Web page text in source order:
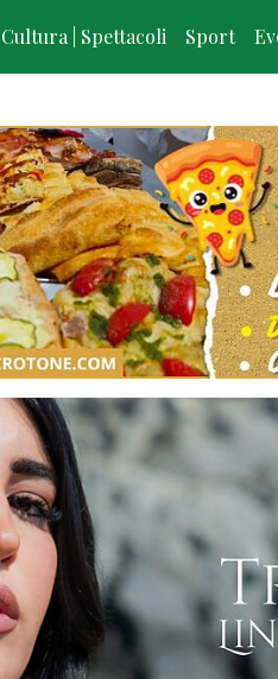
Cultura | Spettacoli Sport